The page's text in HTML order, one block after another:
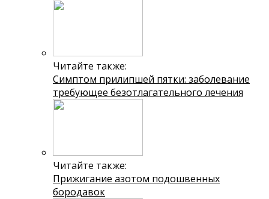
Читайте также:
Симптом прилипшей пятки: заболевание
требующее безотлагательного лечения
Читайте также:
Прижигание азотом подошвенных
бородавок